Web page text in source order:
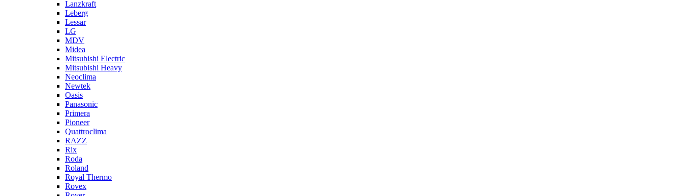
Lanzkraft
Leberg
Lessar
LG
MDV
Midea
Mitsubishi Electric
Mitsubishi Heavy
Neoclima
Newtek
Oasis
Panasonic
Primera
Pioneer
Quattroclima
RAZZ
Rix
Roda
Roland
Royal Thermo
Rovex